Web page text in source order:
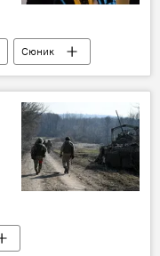
Сюник